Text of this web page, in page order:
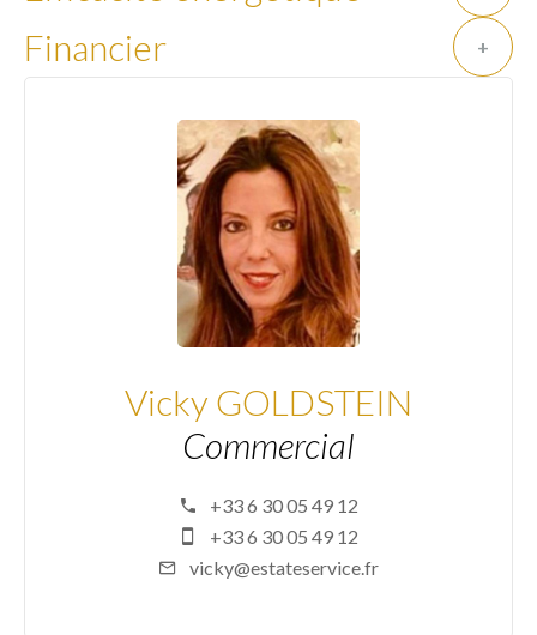
Financier
+
Vicky GOLDSTEIN
Commercial
+33 6 30 05 49 12
+33 6 30 05 49 12
vicky@estateservice.fr